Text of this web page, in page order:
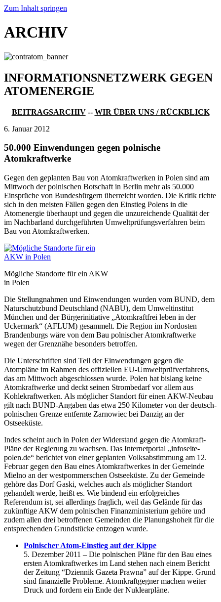
Zum Inhalt springen
ARCHIV
INFORMATIONSNETZWERK GEGEN
ATOMENERGIE
BEITRAGSARCHIV-- WIR ÜBER UNS / RÜCKBLICK
6. Januar 2012
50.000 Einwendungen gegen polnische
Atomkraftwerke
Gegen den geplanten Bau von Atomkraftwerken in Polen sind am
Mittwoch der polnischen Botschaft in Berlin mehr als 50.000
Einsprüche von Bundesbürgern überreicht worden. Die Kritik richte
sich in den meisten Fällen gegen den Einstieg Polens in die
Atomenergie überhaupt und gegen die unzureichende Qualität der
im Nachbarland durchgeführten Umweltprüfungsverfahren beim
Bau von Atomkraftwerken.
Mögliche Standorte für ein AKW
in Polen
Die Stellungnahmen und Einwendungen wurden vom BUND, dem
Naturschutzbund Deutschland (NABU), dem Umweltinstitut
München und der Bürgerinitiative „Atomkraftfrei leben in der
Uckermark“ (AFLUM) gesammelt. Die Region im Nordosten
Brandenburgs wäre von dem Bau polnischer Atomkraftwerke
wegen der Grenznähe besonders betroffen.
Die Unterschriften sind Teil der Einwendungen gegen die
Atompläne im Rahmen des offiziellen EU-Umweltprüfverfahrens,
das am Mittwoch abgeschlossen wurde. Polen hat bislang keine
Atomkraftwerke und deckt seinen Strombedarf vor allem aus
Kohlekraftwerken. Als möglicher Standort für einen AKW-Neubau
gilt nach BUND-Angaben das etwa 250 Kilometer von der deutsch-
polnischen Grenze entfernte Zarnowiec bei Danzig an der
Ostseeküste.
Indes scheint auch in Polen der Widerstand gegen die Atomkraft-
Pläne der Regierung zu wachsen. Das Internetportal „infoseite-
polen.de“ berichtet von einer geplanten Volksabstimmung am 12.
Februar gegen den Bau eines Atomkraftwerkes in der Gemeinde
Mielno an der westpommerschen Ostseeküste. Zu der Gemeinde
gehöre das Dorf Gaski, welches auch als möglicher Standort
gehandelt werde, heißt es. Wie bindend ein erfolgreiches
Referendum ist, sei allerdings fraglich, weil das Gelände für das
zukünftige AKW dem polnischen Finanzministerium gehöre und
zudem allen drei betroffenen Gemeinden die Planungshoheit für die
entsprechenden Grundstücke entzogen wurde.
Polnischer Atom-Einstieg auf der Kippe
5. Dezember 2011 – Die polnischen Pläne für den Bau eines
ersten Atomkraftwerkes im Land stehen nach einem Bericht
der Zeitung “Dziennik Gazeta Prawna” auf der Kippe. Grund
sind finanzielle Probleme. Atomkraftgegner machen weiter
Druck und fordern ein Ende der Nuklearpläne.